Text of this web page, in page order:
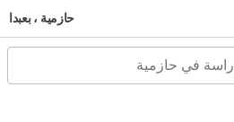
حازمية ، بعبدا